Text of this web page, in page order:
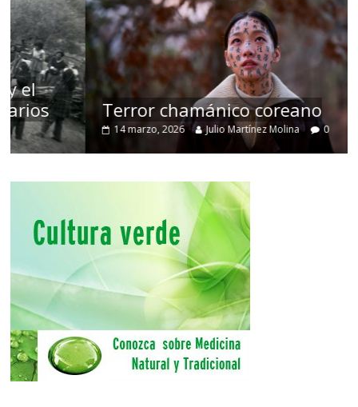
Terror chamánico coreano
14 marzo, 2026 Julio Martínez Molina 0